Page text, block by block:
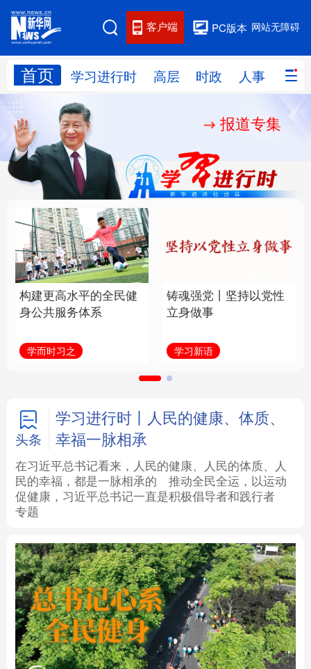
网站无障碍
PC版本
客户端
首页 学习进行时 高层 时政 人事 国际
网站地图
学习进行时 人事
国际 财经 网评
思客智库 全球连线 教育
科技 科创
文化 书画
访谈 视频 图片 政务
学术中国 乡村振兴 银龄 溯源中国
城市 旅游
彩票 娱乐 时尚 悦读
公益
文化产业
地方频道
北京 天津 河北 山西
报道专集
构建更高水平的全民健
身公共服务体系
学而时习之
铸魂强党丨坚持以党性
立身做事
学习新语
头条
学习进行时丨人民的健康、体质、
幸福一脉相承
在习近平总书记看来，人民的健康、人民的体质、人
民的幸福，都是一脉相承的
推动全民全运，以运动
促健康，习近平总书记一直是积极倡导者和践行者
专题